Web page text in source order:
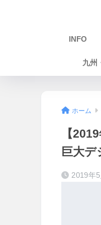
INFO
九州
ホーム
【
巨大
2019年